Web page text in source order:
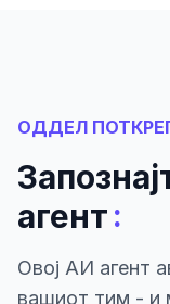
ОДДЕЛ
агент:
Овој АИ агент
вашиот тим - и